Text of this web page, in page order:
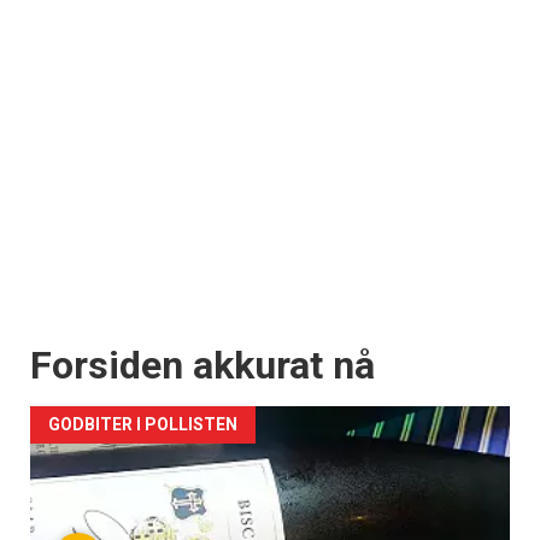
Forsiden akkurat nå
GODBITER I POLLISTEN